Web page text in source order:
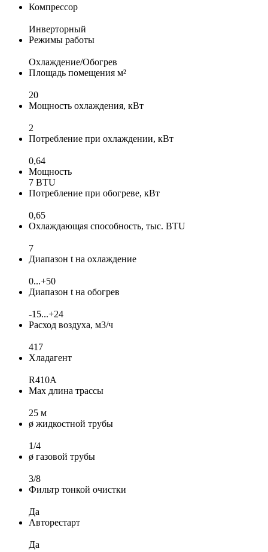
Компрессор
Инверторный
Режимы работы
Охлаждение/Обогрев
Площадь помещения м²
20
Мощность охлаждения, кВт
2
Потребление при охлаждении, кВт
0,64
Мощность
7 BTU
Потребление при обогреве, кВт
0,65
Охлаждающая способность, тыс. BTU
7
Диапазон t на охлаждение
0...+50
Диапазон t на обогрев
-15...+24
Расход воздуха, м3/ч
417
Хладагент
R410A
Max длина трассы
25 м
ø жидкостной трубы
1/4
ø газовой трубы
3/8
Фильтр тонкой очистки
Да
Авторестарт
Да